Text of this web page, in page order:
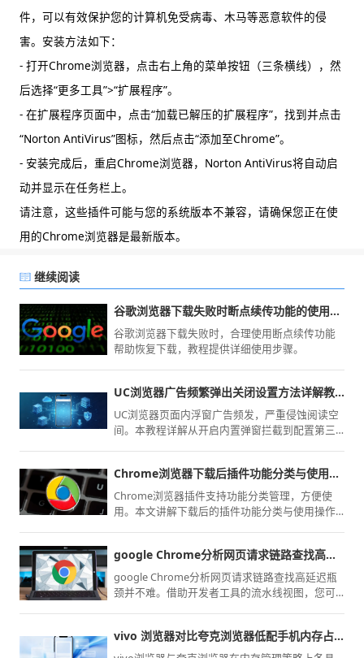
件，可以有效保护您的计算机免受病毒、木马等恶意软件的侵
害。安装方法如下：
- 打开Chrome浏览器，点击右上角的菜单按钮（三条横线），然
后选择“更多工具”>“扩展程序”。
- 在扩展程序页面中，点击“加载已解压的扩展程序”，找到并点击
“Norton AntiVirus”图标，然后点击“添加至Chrome”。
- 安装完成后，重启Chrome浏览器，Norton AntiVirus将自动启
动并显示在任务栏上。
请注意，这些插件可能与您的系统版本不兼容，请确保您正在使
用的Chrome浏览器是最新版本。
继续阅读
谷歌浏览器下载失败时断点续传功能的使用方法
谷歌浏览器下载失败时，合理使用断点续传功能
帮助恢复下载，教程提供详细使用步骤。
UC浏览器广告频繁弹出关闭设置方法详解教程
UC浏览器页面内浮窗广告频发，严重侵蚀阅读空
间。本教程详解从开启内置弹窗拦截到配置第三
Chrome浏览器下载后插件功能分类与使用操作方法
Chrome浏览器插件支持功能分类管理，方便使
用。本文讲解下载后的插件功能分类与使用操作
google Chrome分析网页请求链路查找高延迟瓶颈难吗
google Chrome分析网页请求链路查找高延迟瓶
颈并不难。借助开发者工具的流水线视图，您可
vivo 浏览器对比夸克浏览器低配手机内存占用实测